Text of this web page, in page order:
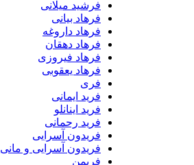
فرشید میلانی
فرهاد بیانی
فرهاد داروغه
فرهاد دهقان
فرهاد فیروزی
فرهاد یعقوبی
فری
فرید ایمانی
فرید اینانلو
فرید رحمانی
فریدون آسرایی
فریدون آسرایی و مانی رهنما
فریمن